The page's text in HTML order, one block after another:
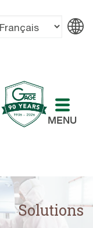
MENU
Solutions